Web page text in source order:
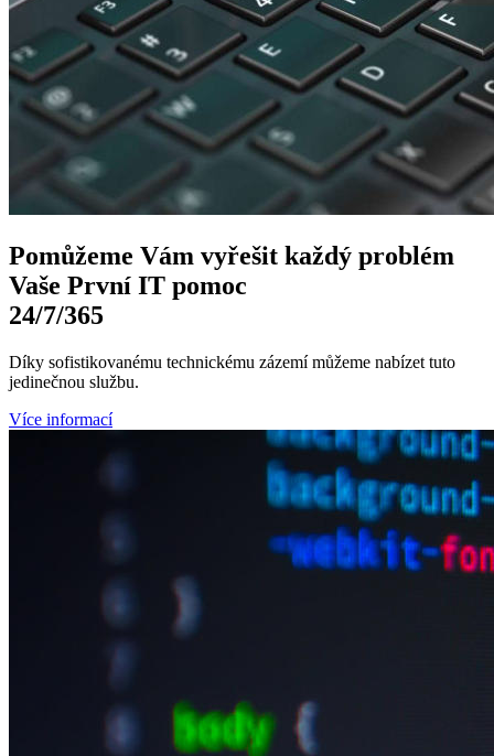
Pomůžeme Vám vyřešit každý problém
Vaše První IT pomoc
24/7/365
Díky sofistikovanému technickému zázemí můžeme nabízet tuto
jedinečnou službu.
Více informací